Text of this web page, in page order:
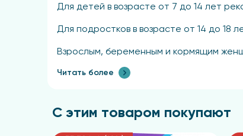
Для детей в возрасте от 7 до 14 лет
Для подростков в возрасте от 14 до 18
Взрослым, беременным и кормящим
Необходимо тщательно встряхнуть
Читать более
С этим товаром покупают